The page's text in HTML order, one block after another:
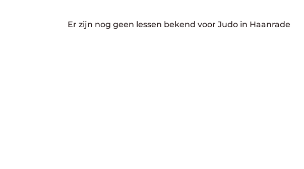
Er zijn nog geen lessen bekend voor Judo in Haanrade